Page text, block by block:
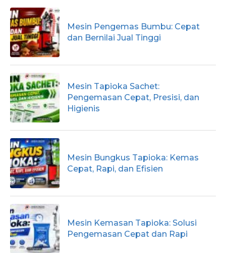
Mesin Pengemas Bumbu: Cepat
dan Bernilai Jual Tinggi
Mesin Tapioka Sachet:
Pengemasan Cepat, Presisi, dan
Higienis
Mesin Bungkus Tapioka: Kemas
Cepat, Rapi, dan Efisien
Mesin Kemasan Tapioka: Solusi
Pengemasan Cepat dan Rapi